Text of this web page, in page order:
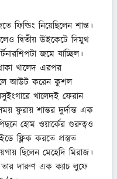
ফিল্ডিং নিয়েছিলেন শান্ত।
দ্বিতীয় উইকেটে দিমুথ
জমে যাচ্ছিল।
খালেদ এরপর
আউট করেন কুশল
খালেদই ফেরান
ফুরায় শান্তর দুর্দান্ত এক
হোম ওয়ার্কের গুরুত্বও
ফ্লিক করতে প্রস্তুত
ছিলেন মেহেদি মিরাজ।
তার দারুণ এক ক্যাচ লুফে